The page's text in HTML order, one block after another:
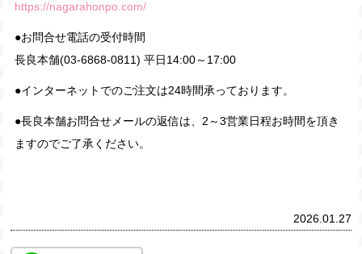
https://nagarahonpo.com/
●お問合せ電話の受付時間
長良本舗(03-6868-0811) 平日14:00～17:00
●インターネットでのご注文は24時間承っております。
●長良本舗お問合せメールの返信は、2～3営業日程お時間を頂き
ますのでご了承ください。
2026.01.27